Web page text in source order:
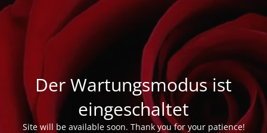
Der Wartungsmodus ist
eingeschaltet
Site will be available soon. Thank you for your patience!